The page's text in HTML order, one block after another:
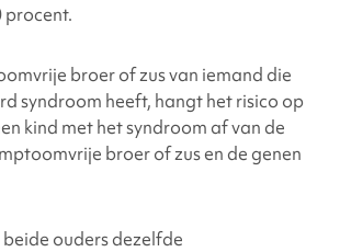
procent.
broer of zus van iemand die
syndroom heeft, hangt het risico op
kind met het syndroom af van de
broer of zus en de genen
ouders dezelfde